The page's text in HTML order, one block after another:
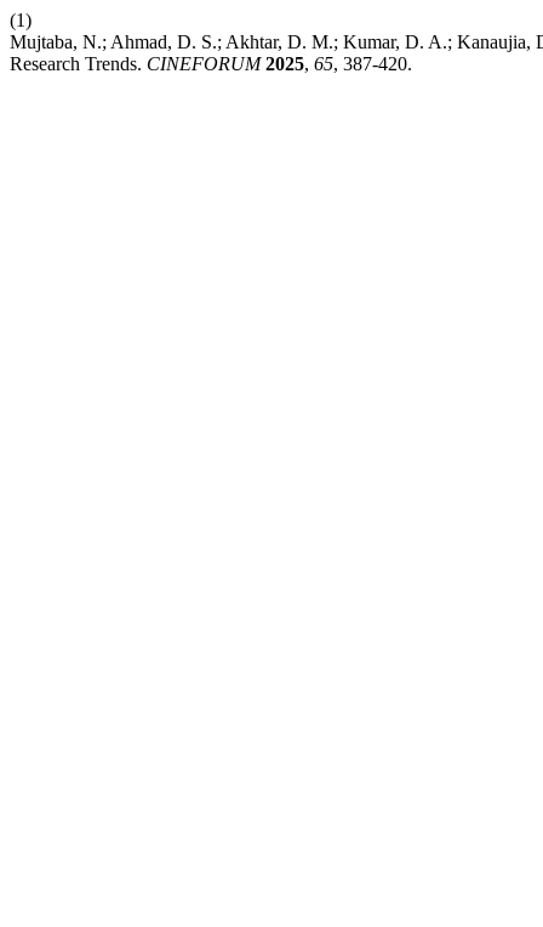
(1)
Mujtaba, N.; Ahmad, D. S.; Akhtar, D. M.; Kumar, D. A.; Kanaujia,
Research Trends. CINEFORUM 2025, 65, 387-420.